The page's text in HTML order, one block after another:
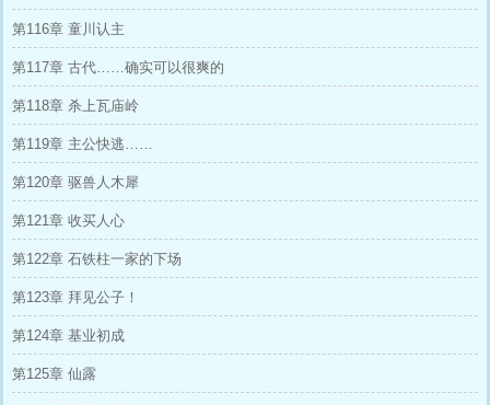
第116章 童川认主
第117章 古代……确实可以很爽的
第118章 杀上瓦庙岭
第119章 主公快逃……
第120章 驱兽人木犀
第121章 收买人心
第122章 石铁柱一家的下场
第123章 拜见公子！
第124章 基业初成
第125章 仙露